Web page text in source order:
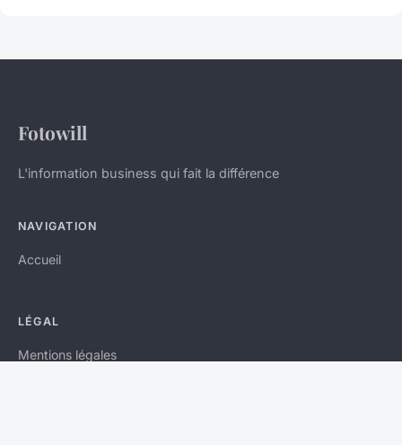
Fotowill
L'information business qui fait la différence
NAVIGATION
Accueil
LÉGAL
Mentions légales